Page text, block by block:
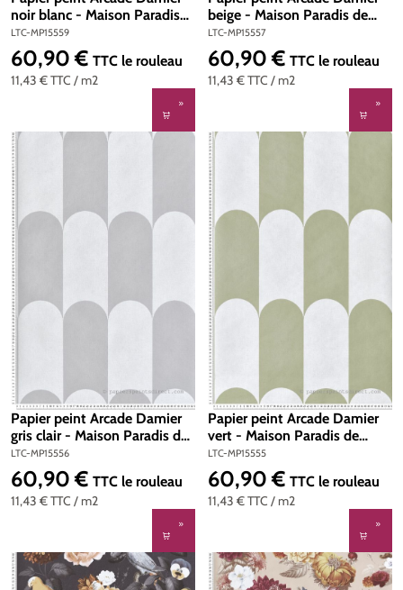
noir blanc - Maison Paradis
de Lutèce | Réf. LTC-
MP15559
LTC-MP15559
11,43 €TTC / m2
Prix régulier :
60,90 € TTC le rouleau
beige - Maison Paradis de
Lutèce | Réf. LTC-MP15557
LTC-MP15557
11,43 €TTC / m2
Prix régulier :
60,90 € TTC le rouleau
Papier peint Arcade Damier
gris clair - Maison Paradis de
Lutèce | Réf. LTC-MP15556
LTC-MP15556
11,43 €TTC / m2
Prix régulier :
60,90 € TTC le rouleau
Papier peint Arcade Damier
vert - Maison Paradis de
Lutèce | Réf. LTC-MP15555
LTC-MP15555
11,43 €TTC / m2
Prix régulier :
60,90 € TTC le rouleau